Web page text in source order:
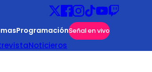
ProgramaciónSeñal en vivo
Noticieros